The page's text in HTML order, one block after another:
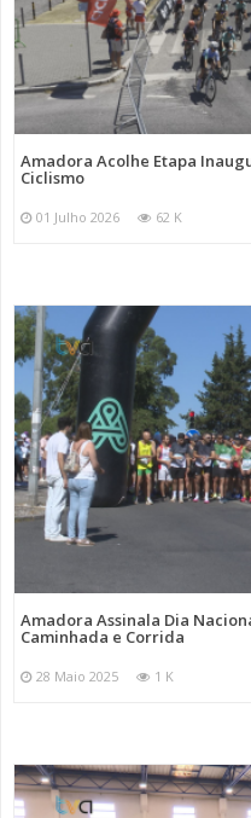
Amadora Acolhe Etapa
Ciclismo
01 Julho 2026 62 K
Amadora Assinala Dia
Caminhada e Corrida
28 Maio 2025 1 K